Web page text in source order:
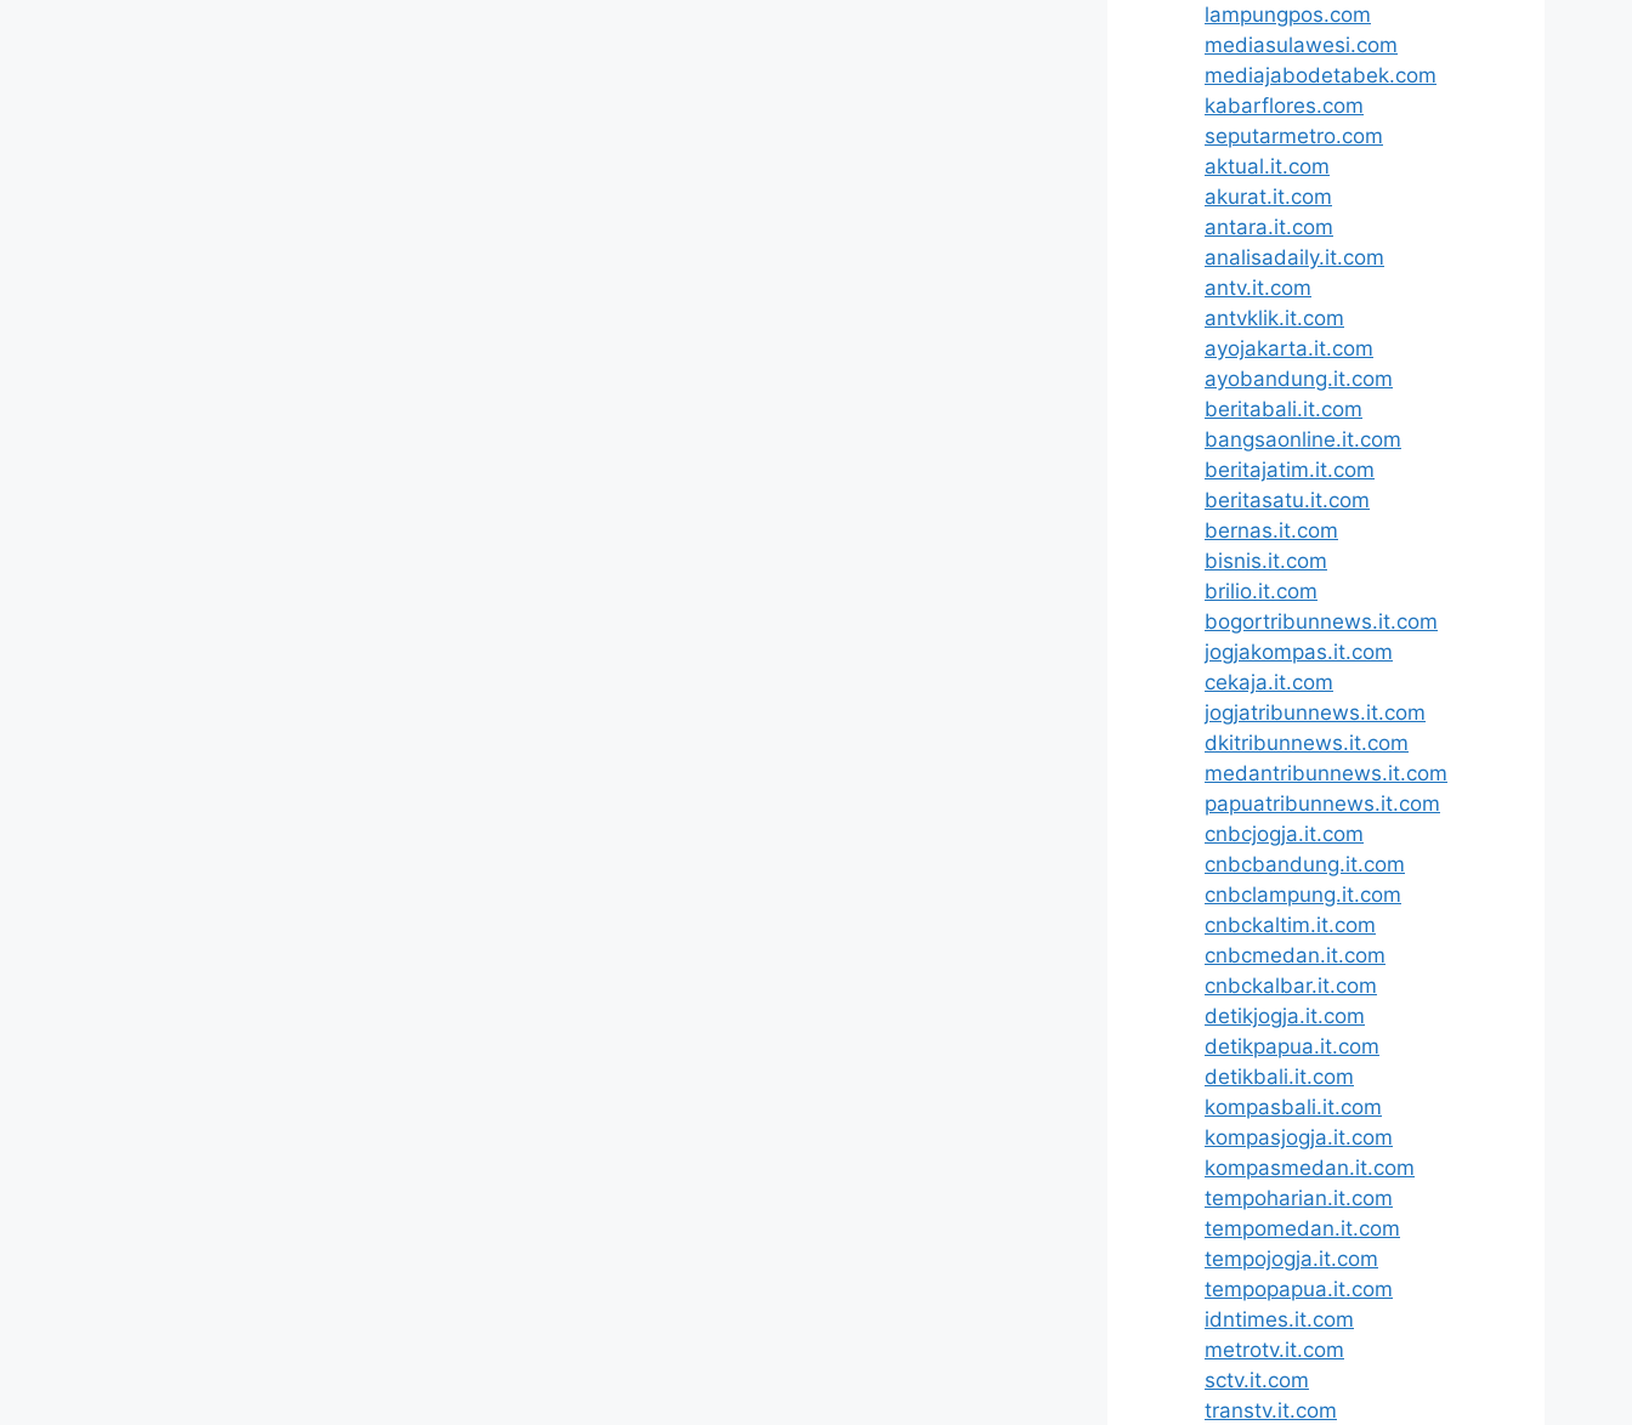
lampungpos.com
mediasulawesi.com
mediajabodetabek.com
kabarflores.com
seputarmetro.com
aktual.it.com
akurat.it.com
antara.it.com
analisadaily.it.com
antv.it.com
antvklik.it.com
ayojakarta.it.com
ayobandung.it.com
beritabali.it.com
bangsaonline.it.com
beritajatim.it.com
beritasatu.it.com
bernas.it.com
bisnis.it.com
brilio.it.com
bogortribunnews.it.com
jogjakompas.it.com
cekaja.it.com
jogjatribunnews.it.com
dkitribunnews.it.com
medantribunnews.it.com
papuatribunnews.it.com
cnbcjogja.it.com
cnbcbandung.it.com
cnbclampung.it.com
cnbckaltim.it.com
cnbcmedan.it.com
cnbckalbar.it.com
detikjogja.it.com
detikpapua.it.com
detikbali.it.com
kompasbali.it.com
kompasjogja.it.com
kompasmedan.it.com
tempoharian.it.com
tempomedan.it.com
tempojogja.it.com
tempopapua.it.com
idntimes.it.com
metrotv.it.com
sctv.it.com
transtv.it.com